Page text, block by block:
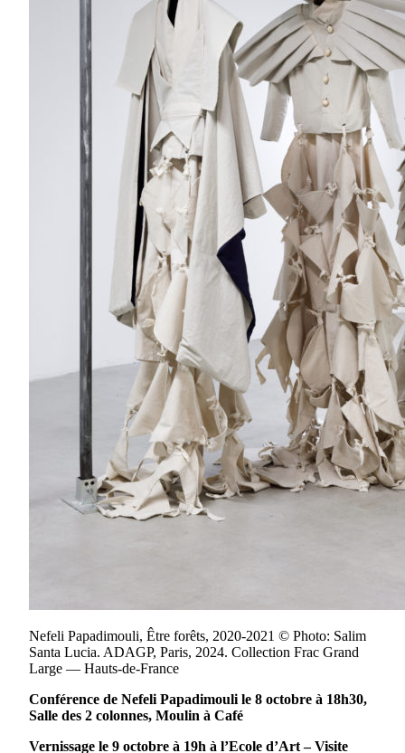
Nefeli Papadimouli, Être forêts, 2020-2021 © Photo: Salim
Santa Lucia. ADAGP, Paris, 2024. Collection Frac Grand
Large — Hauts-de-France
Conférence de Nefeli Papadimouli le 8 octobre à 18h30,
Salle des 2 colonnes, Moulin à Café
Vernissage le 9 octobre à 19h à l’Ecole d’Art – Visite